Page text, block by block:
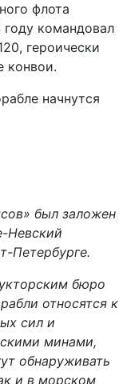
флота
командовал
героически
конвои.
начнутся
был заложен
Невский
Петербурге.
бюро
относятся к
сил и
минами,
обнаруживать
и в морском